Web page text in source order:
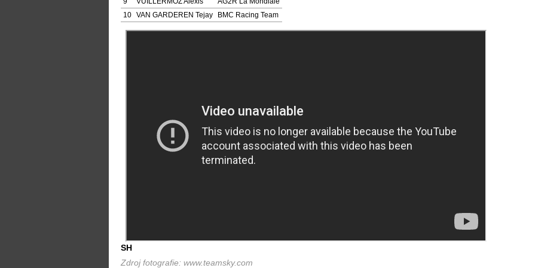
10 VAN GARDEREN Tejay BMC Racing Team
SH
Zdroj fotografie: www.teamsky.com